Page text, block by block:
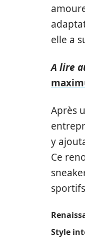
elle a
A lire
Après
y
Ce
Style